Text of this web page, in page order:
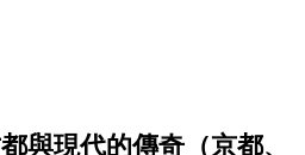
與現代的傳奇（京都、